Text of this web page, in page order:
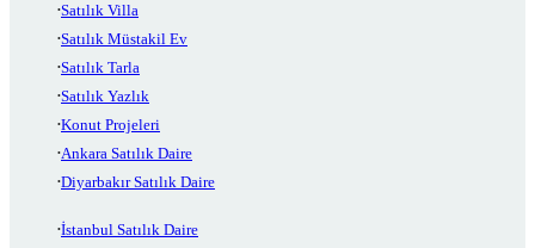
Satılık Villa
Satılık Müstakil Ev
Satılık Tarla
Satılık Yazlık
Konut Projeleri
Ankara Satılık Daire
Diyarbakır Satılık Daire
İstanbul Satılık Daire